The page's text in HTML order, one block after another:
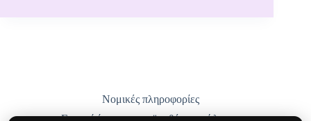
Νομικές πληροφορίες
Γενικοί όροι και προϋποθέσεις πώλησης